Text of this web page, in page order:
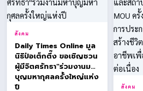
สังคม
Daily Times Online มูล
นิธิป่อเต็กตึ๊ง ขอเชิญชวน
ผู้มีจิตศรัทธา"ร่วมงานมหา
บุญมหากุศลครั้งใหญ่แห่ง
ปี
สังคม